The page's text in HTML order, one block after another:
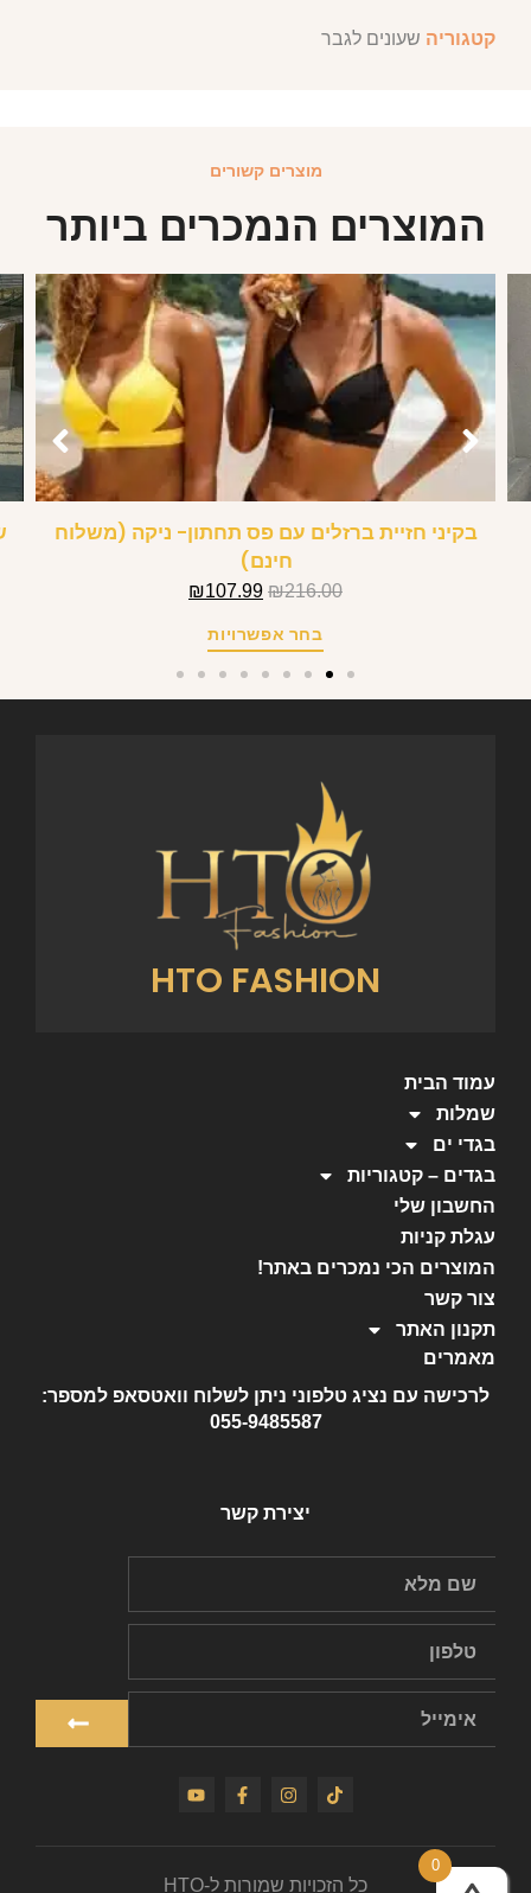
קטגוריה שעונים לגבר
מוצרים קשורים
המוצרים הנמכרים ביותר
בקיני חזיית ברזלים עם פס תחתון- ניקה (משלוח
חינם)
₪216.00
₪107.99
בחר אפשרויות
HTO FASHION
עמוד הבית
שמלות
בגדי ים
בגדים – קטגוריות
החשבון שלי
עגלת קניות
המוצרים הכי נמכרים באתר!
צור קשר
תקנון האתר
מאמרים
לרכישה עם נציג טלפוני ניתן לשלוח וואטסאפ למספר:
055-9485587
יצירת קשר
כל הזכויות שמורות ל-HTO
0